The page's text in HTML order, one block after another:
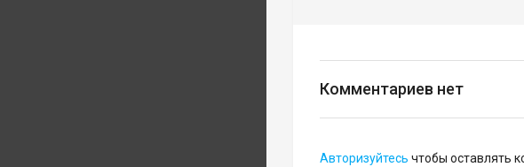
Комментариев нет
Авторизуйтесь чтобы оставлять